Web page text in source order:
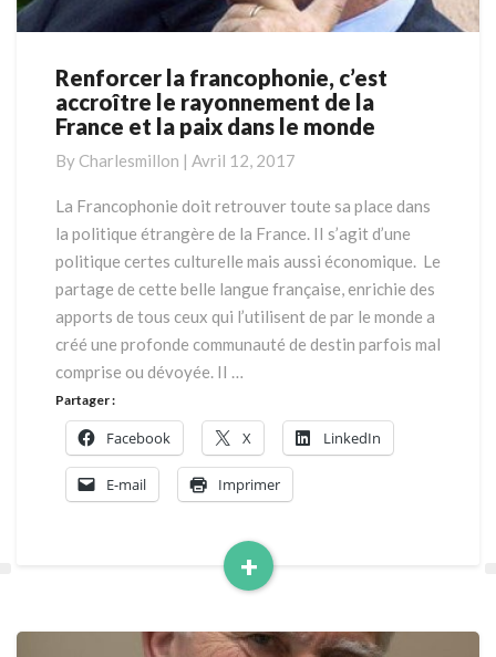
Renforcer
la
francophonie,
accroître
le
rayonnement
de
la
France
et
la
paix
dans
monde
Renforcer la francophonie, c’est
accroître le rayonnement de la
France et la paix dans le monde
By Charlesmillon | Avril 12, 2017
La Francophonie doit retrouver toute sa place dans
la politique étrangère de la France. II s’agit d’une
politique certes culturelle mais aussi économique. Le
partage de cette belle langue française, enrichie des
apports de tous ceux qui l’utilisent de par le monde a
créé une profonde communauté de destin parfois mal
comprise ou dévoyée. II …
+
Read
Partager :
Facebook X LinkedIn
E-mail Imprimer